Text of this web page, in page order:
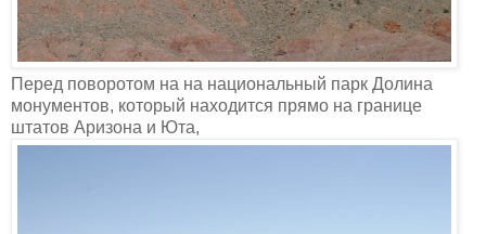
Перед поворотом на на национальный парк Долина
монументов, который находится прямо на границе
штатов Аризона и Юта,